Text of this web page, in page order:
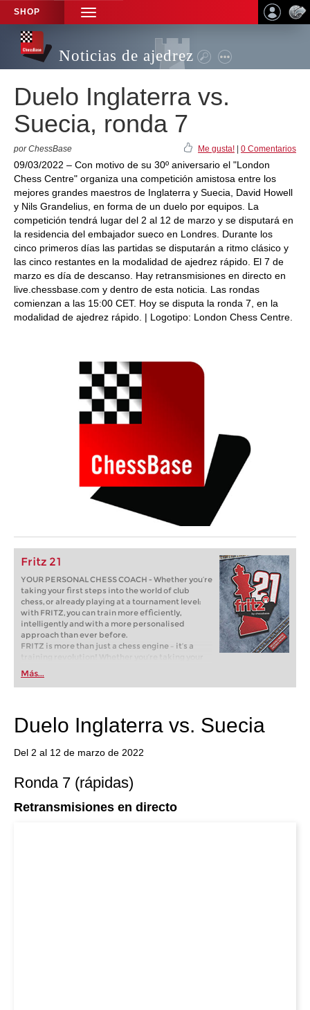
SHOP
TOGGLE
NAVIGATION
Noticias de ajedrez
Duelo Inglaterra vs.
Suecia, ronda 7
por ChessBase Me gusta! 0 Comentarios
09/03/2022 – Con motivo de su 30º aniversario el "London
Chess Centre" organiza una competición amistosa entre los
mejores grandes maestros de Inglaterra y Suecia, David Howell
y Nils Grandelius, en forma de un duelo por equipos. La
competición tendrá lugar del 2 al 12 de marzo y se disputará en
la residencia del embajador sueco en Londres. Durante los
cinco primeros días las partidas se disputarán a ritmo clásico y
las cinco restantes en la modalidad de ajedrez rápido. El 7 de
marzo es día de descanso. Hay retransmisiones en directo en
live.chessbase.com y dentro de esta noticia. Las rondas
comienzan a las 15:00 CET. Hoy se disputa la ronda 7, en la
modalidad de ajedrez rápido. | Logotipo: London Chess Centre.
Fritz 21
YOUR PERSONAL CHESS COACH - Whether you’re
taking your first steps into the world of club
chess, or already playing at a tournament level:
with FRITZ, you can train more efficiently,
intelligently and with a more personalised
approach than ever before.
FRITZ is more than just a chess engine – it’s a
training revolution! Whether you’re taking your
first steps into the world of club chess, or already
playing at a tournament level: with FRITZ, you can
train more efficiently, intelligently and with a
Más...
Duelo Inglaterra vs. Suecia
Del 2 al 12 de marzo de 2022
Ronda 7 (rápidas)
Retransmisiones en directo